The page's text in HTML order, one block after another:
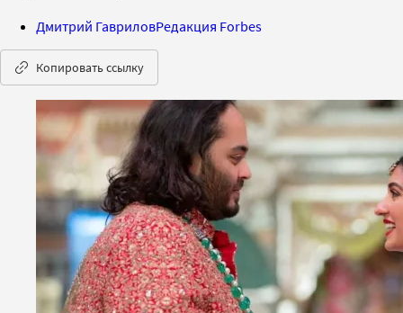
Дмитрий ГавриловРедакция Forbes
Копировать ссылку